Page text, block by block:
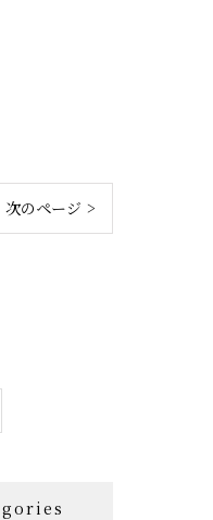
次のページ >